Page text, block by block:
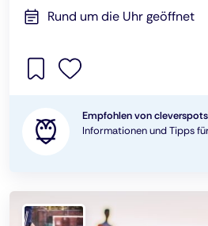
Rund um die Uhr geöffnet
Empfohlen von cleverspots
Informationen und Tipps